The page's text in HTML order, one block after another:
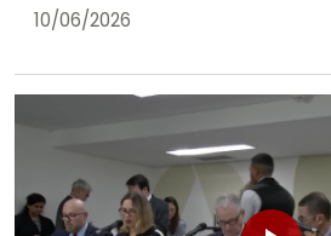
10/06/2026